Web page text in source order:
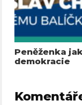
Peněženka
demokracie